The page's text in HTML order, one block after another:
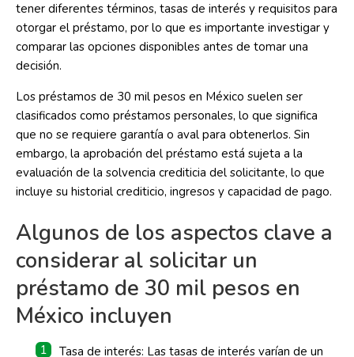
tener diferentes términos, tasas de interés y requisitos para
otorgar el préstamo, por lo que es importante investigar y
comparar las opciones disponibles antes de tomar una
decisión.
Los préstamos de 30 mil pesos en México suelen ser
clasificados como préstamos personales, lo que significa
que no se requiere garantía o aval para obtenerlos. Sin
embargo, la aprobación del préstamo está sujeta a la
evaluación de la solvencia crediticia del solicitante, lo que
incluye su historial crediticio, ingresos y capacidad de pago.
Algunos de los aspectos clave a
considerar al solicitar un
préstamo de 30 mil pesos en
México incluyen
Tasa de interés: Las tasas de interés varían de un